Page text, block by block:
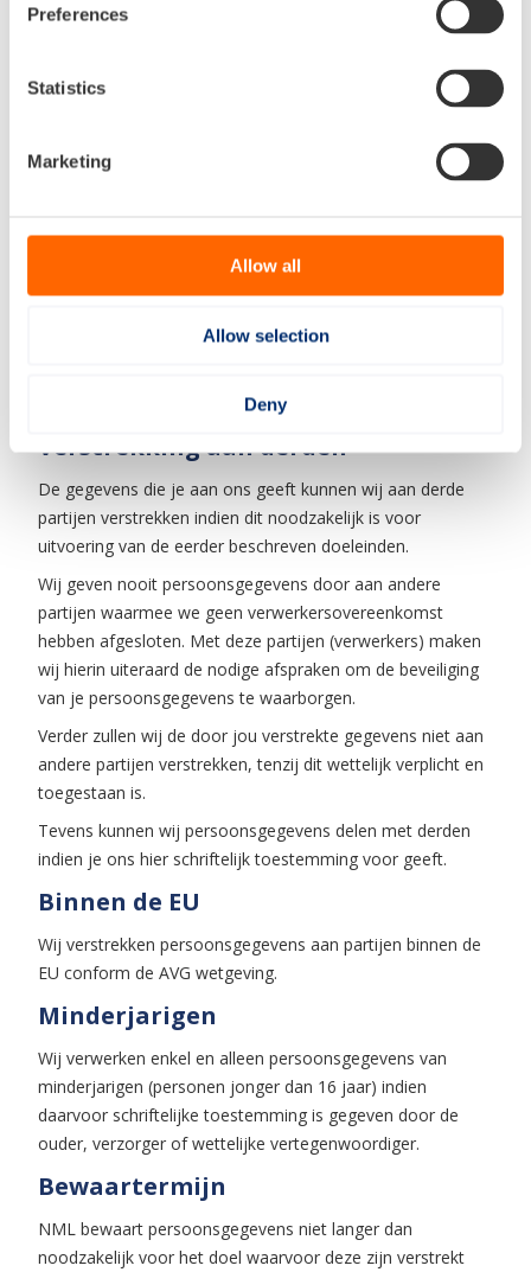
Preferences
Statistics
Marketing
Allow all
Allow selection
Deny
Achternaam
Telefoonnummer
Salarisgegevens
behoeve van bovengenoemde verwerking(en) voor de
financiële administratie voor maximaal 7 jaar.
Verstrekking aan derden
De gegevens die je aan ons geeft kunnen wij aan derde
partijen verstrekken indien dit noodzakelijk is voor
uitvoering van de eerder beschreven doeleinden.
Wij geven nooit persoonsgegevens door aan andere
partijen waarmee we geen verwerkersovereenkomst
hebben afgesloten. Met deze partijen (verwerkers) maken
wij hierin uiteraard de nodige afspraken om de beveiliging
van je persoonsgegevens te waarborgen.
Verder zullen wij de door jou verstrekte gegevens niet aan
andere partijen verstrekken, tenzij dit wettelijk verplicht en
toegestaan is.
Tevens kunnen wij persoonsgegevens delen met derden
indien je ons hier schriftelijk toestemming voor geeft.
Binnen de EU
Wij verstrekken persoonsgegevens aan partijen binnen de
EU conform de AVG wetgeving.
Minderjarigen
Wij verwerken enkel en alleen persoonsgegevens van
minderjarigen (personen jonger dan 16 jaar) indien
daarvoor schriftelijke toestemming is gegeven door de
ouder, verzorger of wettelijke vertegenwoordiger.
Bewaartermijn
NML bewaart persoonsgegevens niet langer dan
noodzakelijk voor het doel waarvoor deze zijn verstrekt